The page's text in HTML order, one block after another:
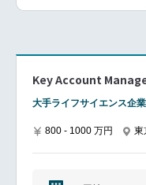
scientific,
agreements
initiatives
Key Account
大手ライフサイエンス企
800 - 1000 万円 東